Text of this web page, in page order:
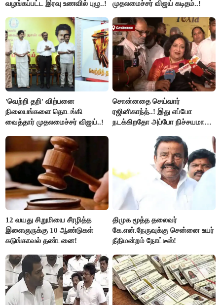
வழங்கப்பட்ட இரவு உணவில் புழு..!
முதலமைச்சர் விஜய் கடிதம்..!
'வெற்றி தறி' விற்பனை
நிலையங்களை தொடங்கி
வைத்தார் முதலமைச்சர் விஜய்..!
சொன்னதை செய்வார்
ரஜினிகாந்த்..! இது எப்போ
நடக்கிறதோ அப்போ நிச்சயமாக
ரஜினிகாந்த்..!
12 வயது சிறுமியை சீரழித்த
இளைஞருக்கு 10 ஆண்டுகள்
கடுங்காவல் தண்டனை!
திமுக மூத்த தலைவர்
கே.என்.நேருவுக்கு சென்னை உயர்
நீதிமன்றம் நோட்டீஸ்!